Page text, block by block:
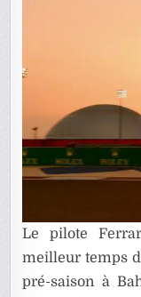
Le pilote
meilleur temps
pré-saison à